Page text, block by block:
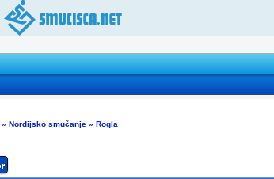
» Nordijsko smučanje » Rogla